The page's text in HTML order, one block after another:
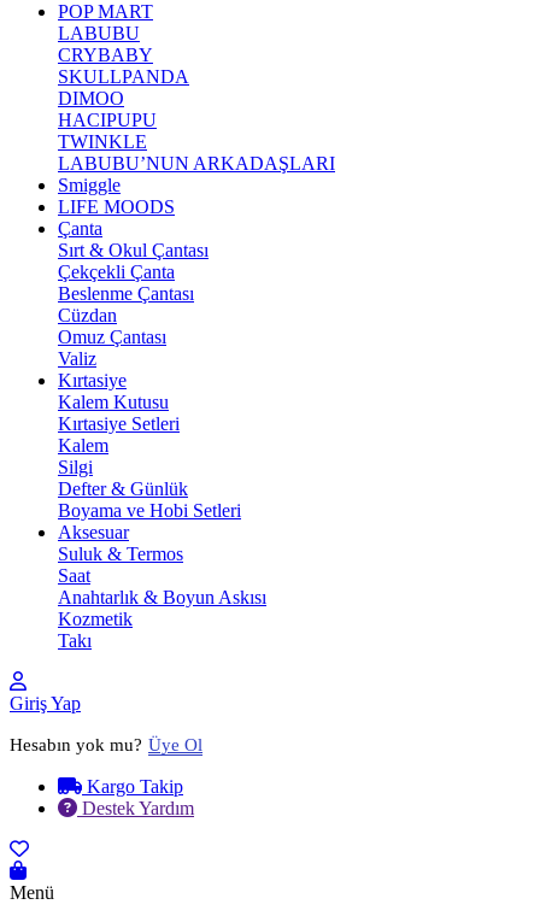
POP MART
LABUBU
CRYBABY
SKULLPANDA
DIMOO
HACIPUPU
TWINKLE
LABUBU’NUN ARKADAŞLARI
Smiggle
LIFE MOODS
Çanta
Sırt & Okul Çantası
Çekçekli Çanta
Beslenme Çantası
Cüzdan
Omuz Çantası
Valiz
Kırtasiye
Kalem Kutusu
Kırtasiye Setleri
Kalem
Silgi
Defter & Günlük
Boyama ve Hobi Setleri
Aksesuar
Suluk & Termos
Saat
Anahtarlık & Boyun Askısı
Kozmetik
Takı
Giriş Yap
Hesabın yok mu? Üye Ol
Kargo Takip
Destek Yardım
Menü